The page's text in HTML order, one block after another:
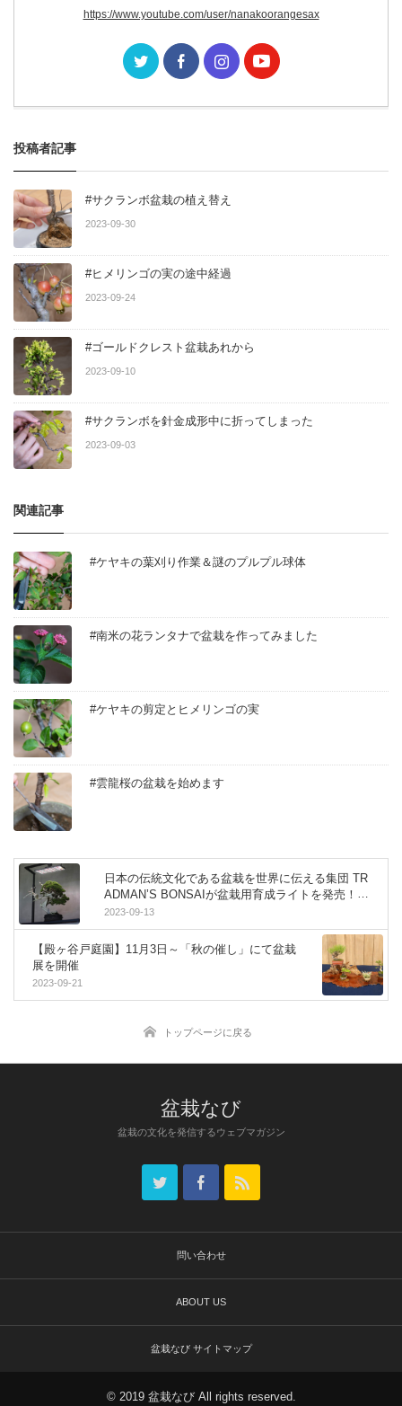
https://www.youtube.com/user/nanakoorangesax
投稿者記事
#サクランボ盆栽の植え替え
2023-09-30
#ヒメリンゴの実の途中経過
2023-09-24
#ゴールドクレスト盆栽あれから
2023-09-10
#サクランボを針金成形中に折ってしまった
2023-09-03
関連記事
#ケヤキの葉刈り作業＆謎のプルプル球体
#南米の花ランタナで盆栽を作ってみました
#ケヤキの剪定とヒメリンゴの実
#雲龍桜の盆栽を始めます
日本の伝統文化である盆栽を世界に伝える集団 TR
ADMAN’S BONSAIが盆栽用育成ライトを発売！9
月15〜17日の大阪POP UPイベントで初公開
2023-09-13
【殿ヶ谷戸庭園】11月3日～「秋の催し」にて盆栽
展を開催
2023-09-21
トップページに戻る
盆栽なび
盆栽の文化を発信するウェブマガジン
問い合わせ
ABOUT US
盆栽なび サイトマップ
© 2019 盆栽なび All rights reserved.